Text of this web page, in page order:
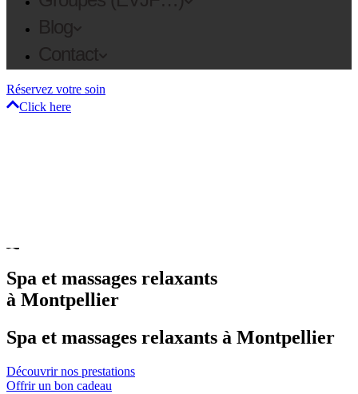
Blog
Contact
Réservez votre soin
Click here
Spa et massages relaxants
à Montpellier
Spa et massages relaxants à Montpellier
Découvrir nos prestations
Offrir un bon cadeau